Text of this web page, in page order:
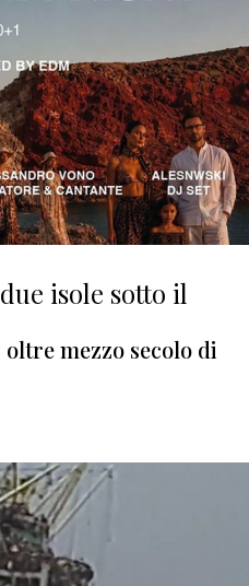
isole sotto il
oltre mezzo secolo di